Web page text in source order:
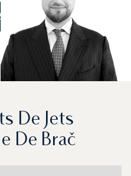
NOUS
De Jets
De Brač